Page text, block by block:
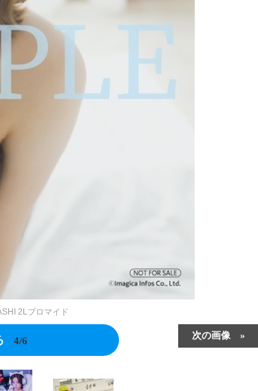
2Lブロマイド
次の画像
4/6